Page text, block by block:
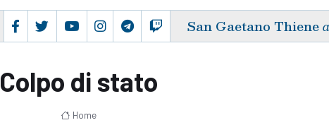
San Gaetano Thiene
Colpo di stato
Home